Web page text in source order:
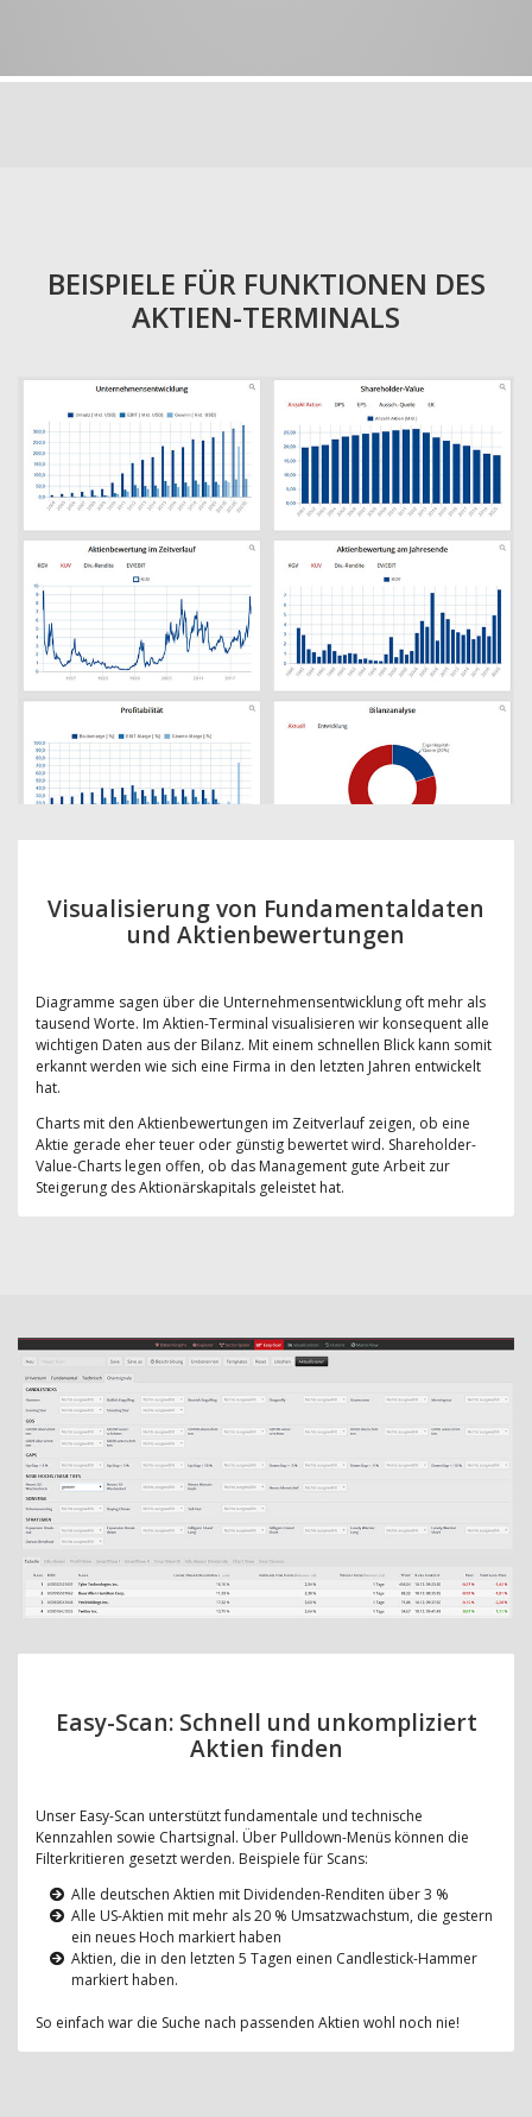
BEISPIELE FÜR FUNKTIONEN DES
AKTIEN-TERMINALS
Visualisierung von Fundamentaldaten
und Aktienbewertungen
Diagramme sagen über die Unternehmensentwicklung oft mehr als
tausend Worte. Im Aktien-Terminal visualisieren wir konsequent alle
wichtigen Daten aus der Bilanz. Mit einem schnellen Blick kann somit
erkannt werden wie sich eine Firma in den letzten Jahren entwickelt
hat.
Charts mit den Aktienbewertungen im Zeitverlauf zeigen, ob eine
Aktie gerade eher teuer oder günstig bewertet wird. Shareholder-
Value-Charts legen offen, ob das Management gute Arbeit zur
Steigerung des Aktionärskapitals geleistet hat.
Easy-Scan: Schnell und unkompliziert
Aktien finden
Unser Easy-Scan unterstützt fundamentale und technische
Kennzahlen sowie Chartsignal. Über Pulldown-Menüs können die
Filterkritieren gesetzt werden. Beispiele für Scans:
Alle deutschen Aktien mit Dividenden-Renditen über 3 %
Alle US-Aktien mit mehr als 20 % Umsatzwachstum, die gestern
ein neues Hoch markiert haben
Aktien, die in den letzten 5 Tagen einen Candlestick-Hammer
markiert haben.
So einfach war die Suche nach passenden Aktien wohl noch nie!